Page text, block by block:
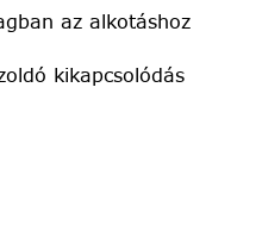
az alkotáshoz
kikapcsolódás